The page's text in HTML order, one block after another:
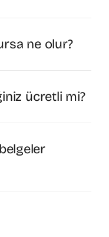
ne olur?
ücretli mi?